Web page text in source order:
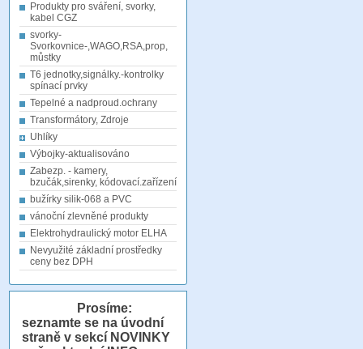
Produkty pro sváření, svorky,
kabel CGZ
svorky-
Svorkovnice-,WAGO,RSA,prop,
můstky
T6 jednotky,signálky.-kontrolky
spínací prvky
Tepelné a nadproud.ochrany
Transformátory, Zdroje
Uhlíky
Výbojky-aktualisováno
Zabezp. - kamery,
bzučák,sirenky, kódovací.zařízení
bužírky silik-068 a PVC
vánoční zlevněné produkty
Elektrohydraulický motor ELHA
Nevyužité základní prostředky
ceny bez DPH
Prosíme:
seznamte se na úvodní
straně v sekcí NOVINKY